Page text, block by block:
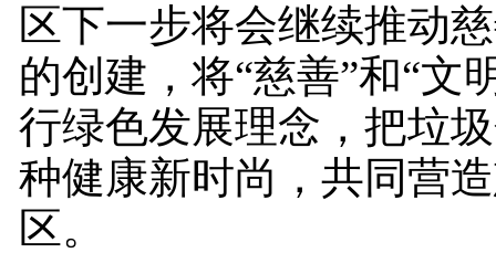
区下一步将会继续推动
的创建，将“慈善”和“文
行绿色发展理念，把垃
种健康新时尚，共同营
区。